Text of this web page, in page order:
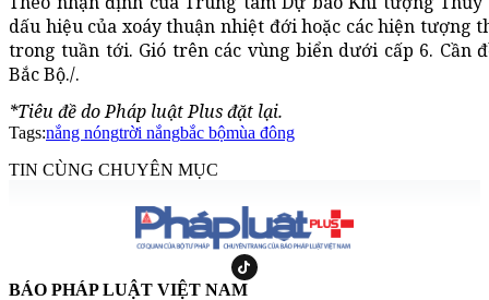
dấu hiệu của xoáy thuận nhiệt đới hoặc các hiện
trong tuần tới. Gió trên các vùng biển dưới cấp 6. Cần
Bắc Bộ./.
*Tiêu đề do Pháp luật Plus đặt lại.
Tags:nắng nóngtrời nắngbắc bộmùa đông
TIN CÙNG CHUYÊN MỤC
BÁO PHÁP LUẬT VIỆT NAM